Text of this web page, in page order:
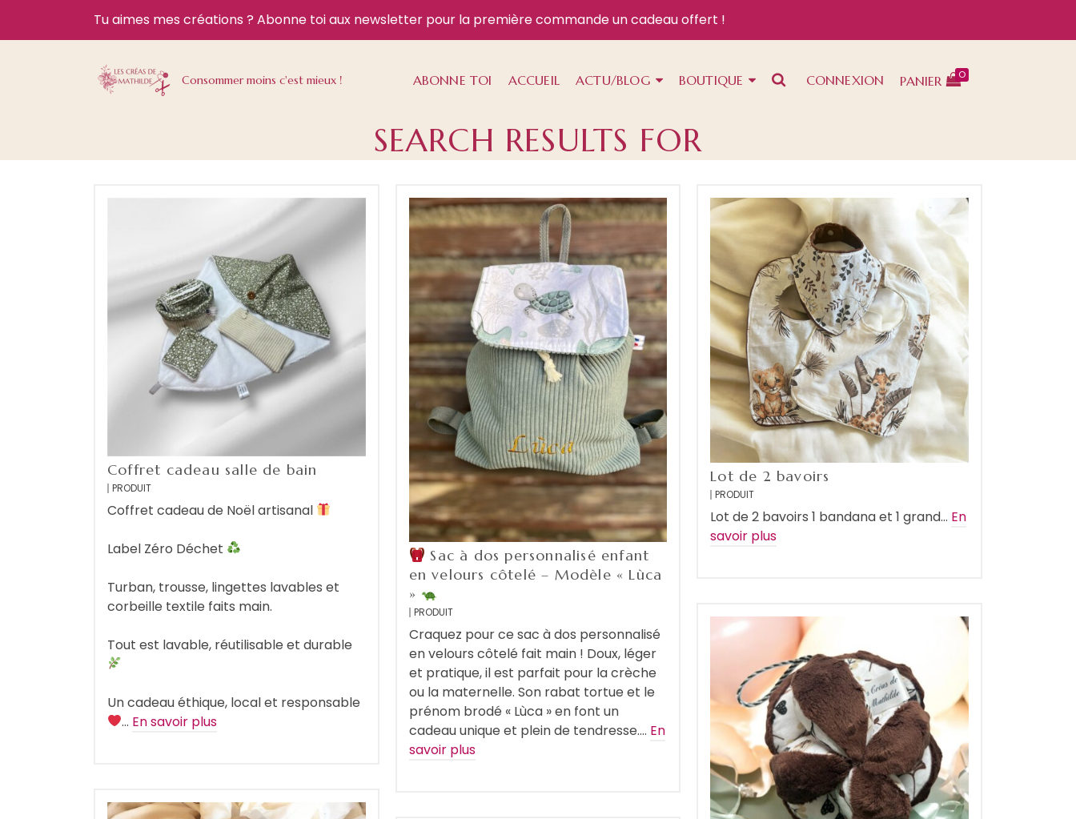
Tu aimes mes créations ? Abonne toi aux newsletter pour la première commande un cadeau offert !
Consommer moins c'est mieux ! ABONNE TOI ACCUEIL ACTU/BLOG BOUTIQUE CONNEXION PANIER 0
SEARCH RESULTS FOR
Coffret cadeau salle de bain
PRODUIT
Coffret cadeau de Noël artisanal
Label Zéro Déchet
Turban, trousse, lingettes lavables et
corbeille textile faits main.
Tout est lavable, réutilisable et durable
Un cadeau éthique, local et responsable
… En savoir plus
Sac à dos personnalisé enfant
en velours côtelé – Modèle « Lùca
»
PRODUIT
Craquez pour ce sac à dos personnalisé
en velours côtelé fait main ! Doux, léger
et pratique, il est parfait pour la crèche
ou la maternelle. Son rabat tortue et le
prénom brodé « Lùca » en font un
cadeau unique et plein de tendresse.… En
savoir plus
Lot de 2 bavoirs
PRODUIT
Lot de 2 bavoirs 1 bandana et 1 grand… En
savoir plus